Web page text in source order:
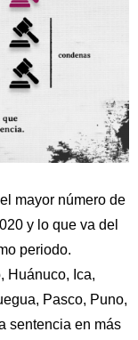
mayor número de
y lo que va del
periodo.
Huánuco, Ica,
Pasco, Puno,
sentencia en más